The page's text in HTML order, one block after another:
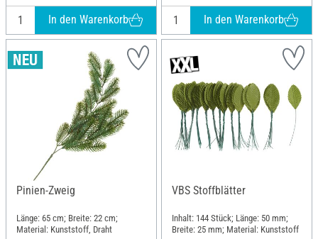
In den Warenkorb In den Warenkorb
Pinien-Zweig
Länge: 65 cm; Breite: 22 cm;
Material: Kunststoff, Draht
VBS Stoffblätter
Inhalt: 144 Stück; Länge: 50 mm;
Breite: 25 mm; Material: Kunststoff